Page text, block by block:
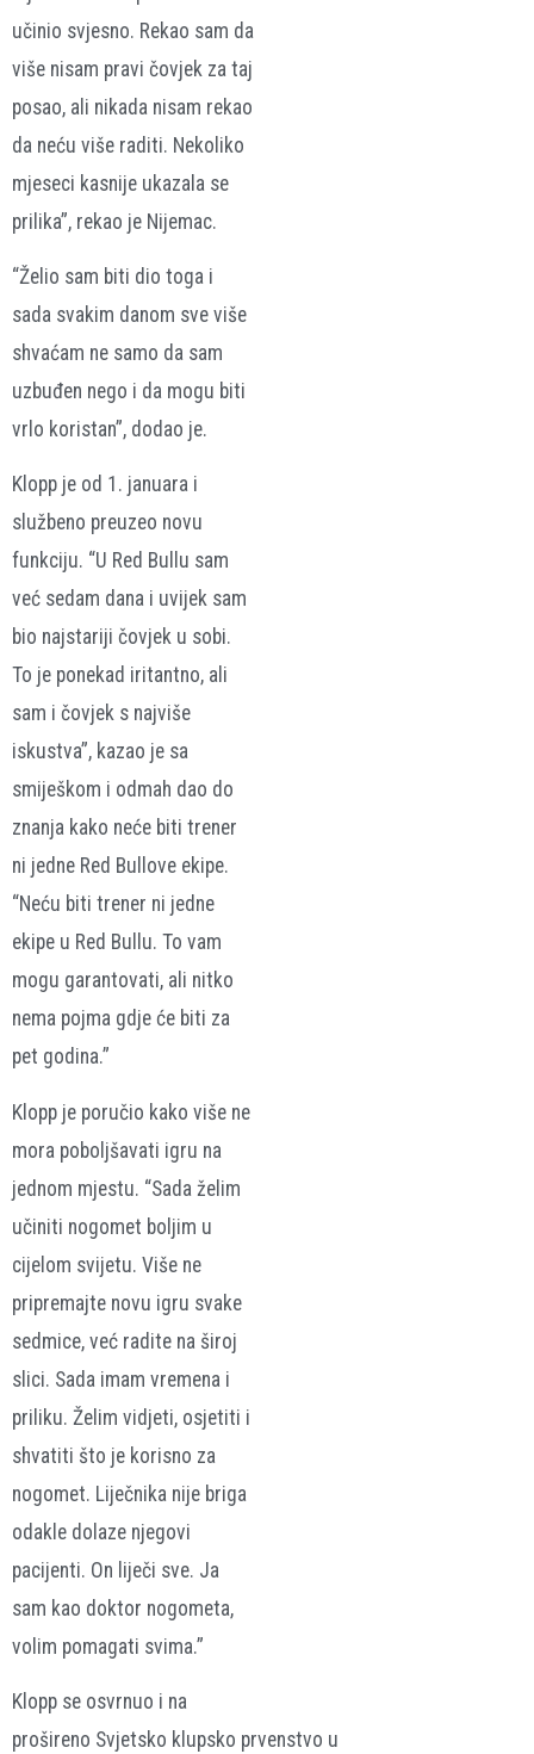
učinio svjesno. Rekao sam da
više nisam pravi čovjek za taj
posao, ali nikada nisam rekao
da neću više raditi. Nekoliko
mjeseci kasnije ukazala se
prilika”, rekao je Nijemac.
“Želio sam biti dio toga i
sada svakim danom sve više
shvaćam ne samo da sam
uzbuđen nego i da mogu biti
vrlo koristan”, dodao je.
Klopp je od 1. januara i
službeno preuzeo novu
funkciju. “U Red Bullu sam
već sedam dana i uvijek sam
bio najstariji čovjek u sobi.
To je ponekad iritantno, ali
sam i čovjek s najviše
iskustva”, kazao je sa
smiješkom i odmah dao do
znanja kako neće biti trener
ni jedne Red Bullove ekipe.
“Neću biti trener ni jedne
ekipe u Red Bullu. To vam
mogu garantovati, ali nitko
nema pojma gdje će biti za
pet godina.”
Klopp je poručio kako više ne
mora poboljšavati igru na
jednom mjestu. “Sada želim
učiniti nogomet boljim u
cijelom svijetu. Više ne
pripremajte novu igru ​​svake
sedmice, već radite na široj
slici. Sada imam vremena i
priliku. Želim vidjeti, osjetiti i
shvatiti što je korisno za
nogomet. Liječnika nije briga
odakle dolaze njegovi
pacijenti. On liječi sve. Ja
sam kao doktor nogometa,
volim pomagati svima.”
Klopp se osvrnuo i na
prošireno Svjetsko klupsko prvenstvo u